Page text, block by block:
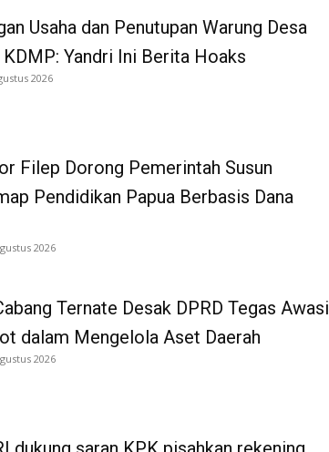
Usaha dan Penutupan Warung Desa
KDMP: Yandri Ini Berita Hoaks
2026
Filep Dorong Pemerintah Susun
Pendidikan Papua Berbasis Dana
2026
Ternate Desak DPRD Tegas Awasi
dalam Mengelola Aset Daerah
2026